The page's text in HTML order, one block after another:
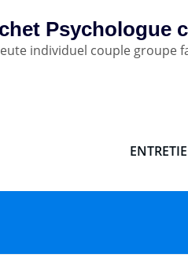
Psychologue
individuel couple groupe